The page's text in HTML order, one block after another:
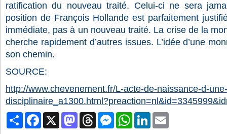
ratification du nouveau traité. Celui-ci ne sera
position de François Hollande est parfaitement
immédiate, pas à un nouveau traité. La crise de la
cherche rapidement d’autres issues. L’idée d’une
son chemin.
SOURCE:
http://www.chevenement.fr/L-acte-de-naissance-d-
PartagerFacebook MastodonThreads MessengerWhatsAppLinkedIn